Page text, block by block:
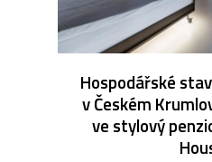
Hospodářské
v Českém
ve stylový